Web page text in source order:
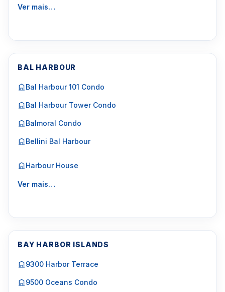
Ver mais…
BAL HARBOUR
Bal Harbour 101 Condo
Bal Harbour Tower Condo
Balmoral Condo
Bellini Bal Harbour
Harbour House
Ver mais…
BAY HARBOR ISLANDS
9300 Harbor Terrace
9500 Oceans Condo